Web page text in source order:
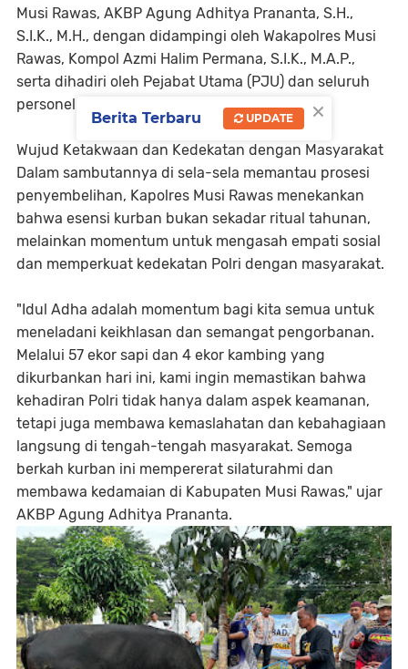
Musi Rawas, AKBP Agung Adhitya Prananta, S.H.,
S.I.K., M.H., dengan didampingi oleh Wakapolres Musi
Rawas, Kompol Azmi Halim Permana, S.I.K., M.A.P.,
serta dihadiri oleh Pejabat Utama (PJU) dan seluruh
personel Polres Musi Rawas.
​Wujud Ketakwaan dan Kedekatan dengan Masyarakat
​Dalam sambutannya di sela-sela memantau prosesi
penyembelihan, Kapolres Musi Rawas menekankan
bahwa esensi kurban bukan sekadar ritual tahunan,
melainkan momentum untuk mengasah empati sosial
dan memperkuat kedekatan Polri dengan masyarakat.
​"Idul Adha adalah momentum bagi kita semua untuk
meneladani keikhlasan dan semangat pengorbanan.
Melalui 57 ekor sapi dan 4 ekor kambing yang
dikurbankan hari ini, kami ingin memastikan bahwa
kehadiran Polri tidak hanya dalam aspek keamanan,
tetapi juga membawa kemaslahatan dan kebahagiaan
langsung di tengah-tengah masyarakat. Semoga
berkah kurban ini mempererat silaturahmi dan
membawa kedamaian di Kabupaten Musi Rawas," ujar
AKBP Agung Adhitya Prananta.
×
Berita Terbaru UPDATE